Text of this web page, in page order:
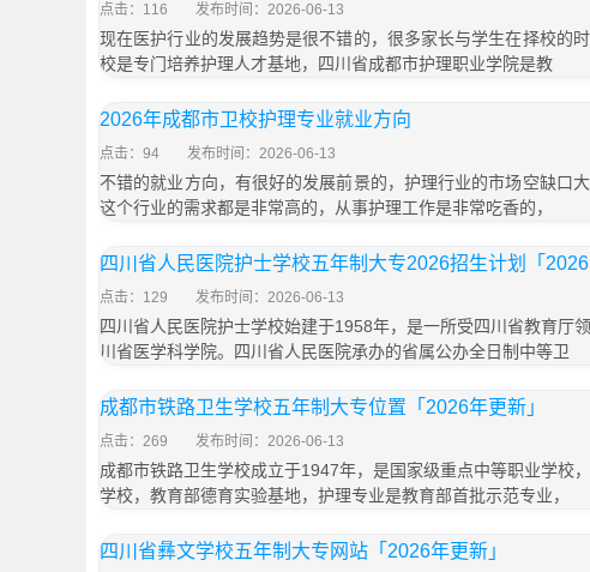
点击：116 发布时间：2026-06-13
现在医护行业的发展趋势是很不错的，很多家长与学生在择校的
校是专门培养护理人才基地，四川省成都市护理职业学院是教
2026年成都市卫校护理专业就业方向
点击：94 发布时间：2026-06-13
不错的就业方向，有很好的发展前景的，护理行业的市场空缺口
这个行业的需求都是非常高的，从事护理工作是非常吃香的，
四川省人民医院护士学校五年制大专2026招生计划「2026
点击：129 发布时间：2026-06-13
四川省人民医院护士学校始建于1958年，是一所受四川省教育厅
川省医学科学院。四川省人民医院承办的省属公办全日制中等卫
成都市铁路卫生学校五年制大专位置「2026年更新」
点击：269 发布时间：2026-06-13
成都市铁路卫生学校成立于1947年，是国家级重点中等职业学校
学校，教育部德育实验基地，护理专业是教育部首批示范专业，
四川省彝文学校五年制大专网站「2026年更新」